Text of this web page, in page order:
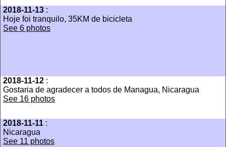
2018-11-13 :
Hoje foi tranquilo, 35KM de bicicleta
See 6 photos
2018-11-12 :
Gostaria de agradecer a todos de Managua, Nicaragua
See 16 photos
2018-11-11 :
Nicaragua
See 11 photos